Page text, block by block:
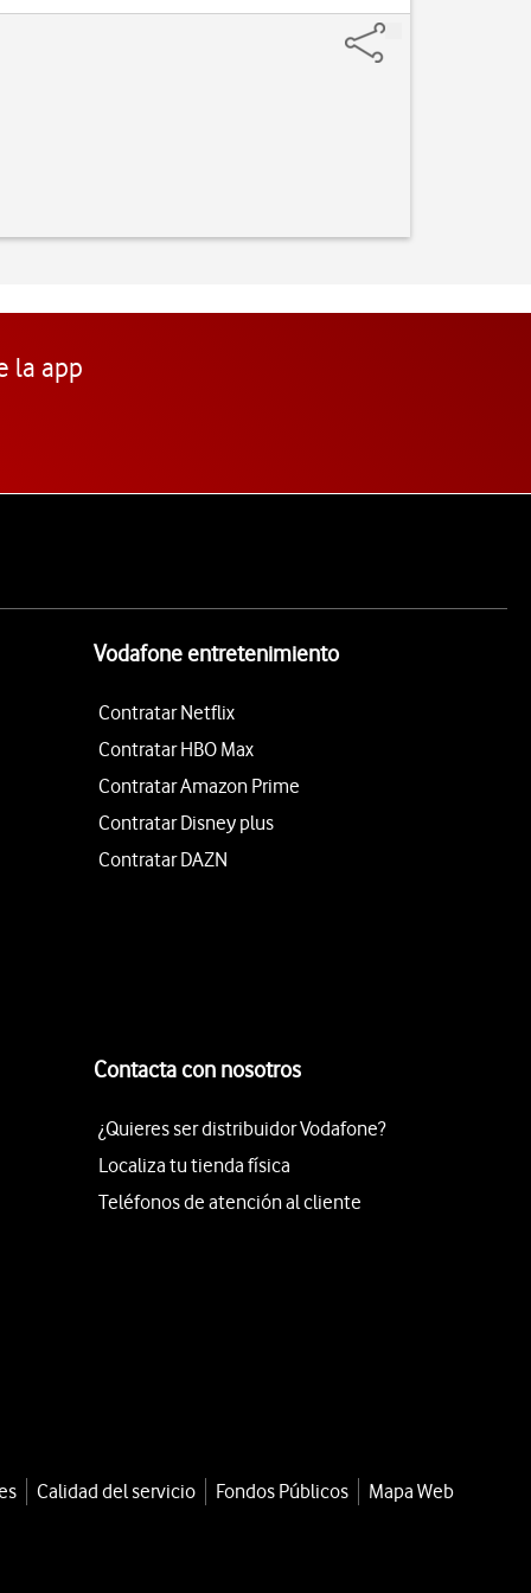
la app
Vodafone entretenimiento
Contratar Netflix
Contratar HBO Max
Contratar Amazon Prime
Contratar Disney plus
Contratar DAZN
Contacta con nosotros
¿Quieres ser distribuidor Vodafone?
Localiza tu tienda física
Teléfonos de atención al cliente
Calidad del servicio Fondos Públicos
Mapa Web